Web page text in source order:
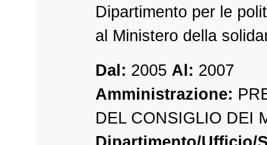
Dipartimento per le
al Ministero della
Dal: 2005 Al: 2007
Amministrazione:
DEL CONSIGLIO DEI